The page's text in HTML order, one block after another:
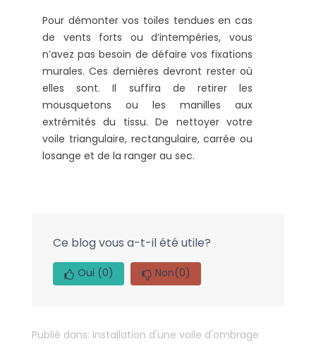
Pour démonter vos toiles tendues en cas
de vents forts ou d’intempéries, vous
n’avez pas besoin de défaire vos fixations
murales. Ces dernières devront rester où
elles sont. Il suffira de retirer les
mousquetons ou les manilles aux
extrémités du tissu. De nettoyer votre
voile triangulaire, rectangulaire, carrée ou
losange et de la ranger au sec.
Ce blog vous a-t-il été utile?
Oui (0) Non(0)
Publié dans: Installation d'une voile d'ombrage